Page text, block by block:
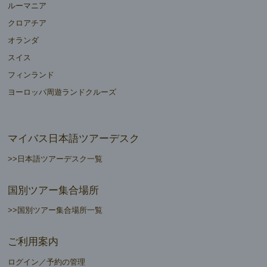
ルーマニア
クロアチア
オランダ
スイス
フィンランド
ヨーロッパ周遊ランドクルーズ
マイバス日本語ツアーデスク
>>日本語ツアーデスク一覧
国別ツアー集合場所
>>国別ツアー集合場所一覧
ご利用案内
ログイン／予約の管理